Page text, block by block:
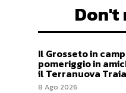
Don't
Il Grosseto in
pomeriggio in
il Terranuova
8 Ago 2026